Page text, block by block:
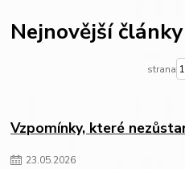
Nejnovější články
strana
Vzpomínky, které
23.05.2026